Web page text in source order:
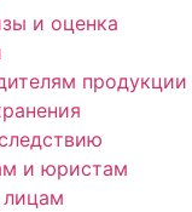
и оценка
продукции
и юристам